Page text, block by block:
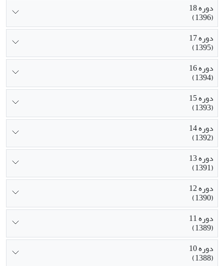
دوره 18
(1396)
دوره 17
(1395)
دوره 16
(1394)
دوره 15
(1393)
دوره 14
(1392)
دوره 13
(1391)
دوره 12
(1390)
دوره 11
(1389)
دوره 10
(1388)